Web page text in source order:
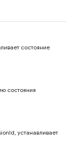
состояние
состояния
устанавливает